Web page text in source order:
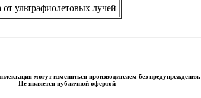
от ультрафиолетовых лучей
могут изменяться производителем без предупреждения.
Не является публичной офертой